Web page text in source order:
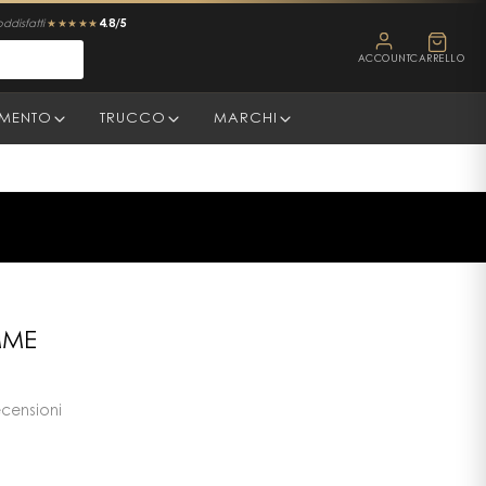
★★★★★ 4.8/5
ACCOUNTCARRELLO
TRUCCO MARCHI